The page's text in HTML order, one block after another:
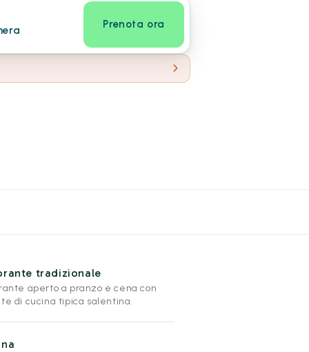
Prenota ora
tradizionale
aperto a pranzo e cena con
di cucina tipica salentina.